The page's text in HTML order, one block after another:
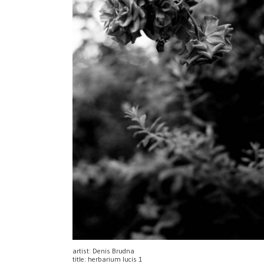
artist: Denis Brudna
title: herbarium lucis 1